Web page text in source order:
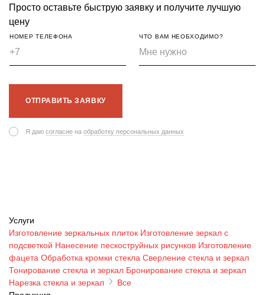
Просто оставьте быструю заявку и получите лучшую
цену
НОМЕР ТЕЛЕФОНА ЧТО ВАМ НЕОБХОДИМО?
ОТПРАВИТЬ ЗАЯВКУ
Я даю согласие на обработку персональных данных
Услуги
Изготовление зеркальных плиток Изготовление зеркал с
подсветкой Нанесение пескоструйных рисунков Изготовление
фацета Обработка кромки стекла Сверление стекла и зеркал
Тонирование стекла и зеркал Бронирование стекла и зеркал
Нарезка стекла и зеркал
Все